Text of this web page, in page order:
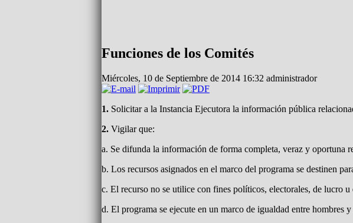
Funciones de los Comités
Miércoles, 10 de Septiembre de 2014 16:32 administrador
1. Solicitar a la Instancia Ejecutora la información pública
2. Vigilar que:
a. Se difunda la información de forma completa, veraz y oportuna
b. Los recursos asignados en el marco del programa se destinen
c. El recurso no se utilice con fines políticos, electorales, de lucro
d. El programa se ejecute en un marco de igualdad entre hombres y